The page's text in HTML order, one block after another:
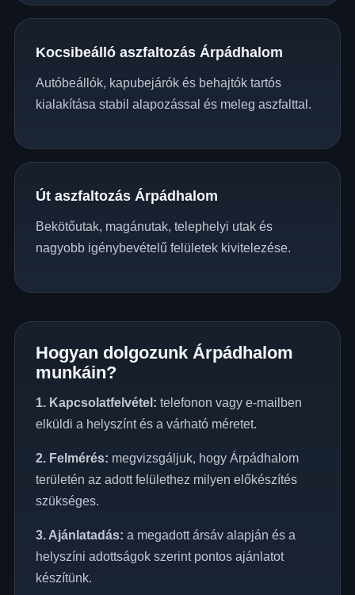
Kocsibeálló aszfaltozás Árpádhalom
Autóbeállók, kapubejárók és behajtók tartós
kialakítása stabil alapozással és meleg aszfalttal.
Út aszfaltozás Árpádhalom
Bekötőutak, magánutak, telephelyi utak és
nagyobb igénybevételű felületek kivitelezése.
Hogyan dolgozunk Árpádhalom
munkáin?
1. Kapcsolatfelvétel: telefonon vagy e-mailben
elküldi a helyszínt és a várható méretet.
2. Felmérés: megvizsgáljuk, hogy Árpádhalom
területén az adott felülethez milyen előkészítés
szükséges.
3. Ajánlatadás: a megadott ársáv alapján és a
helyszíni adottságok szerint pontos ajánlatot
készítünk.